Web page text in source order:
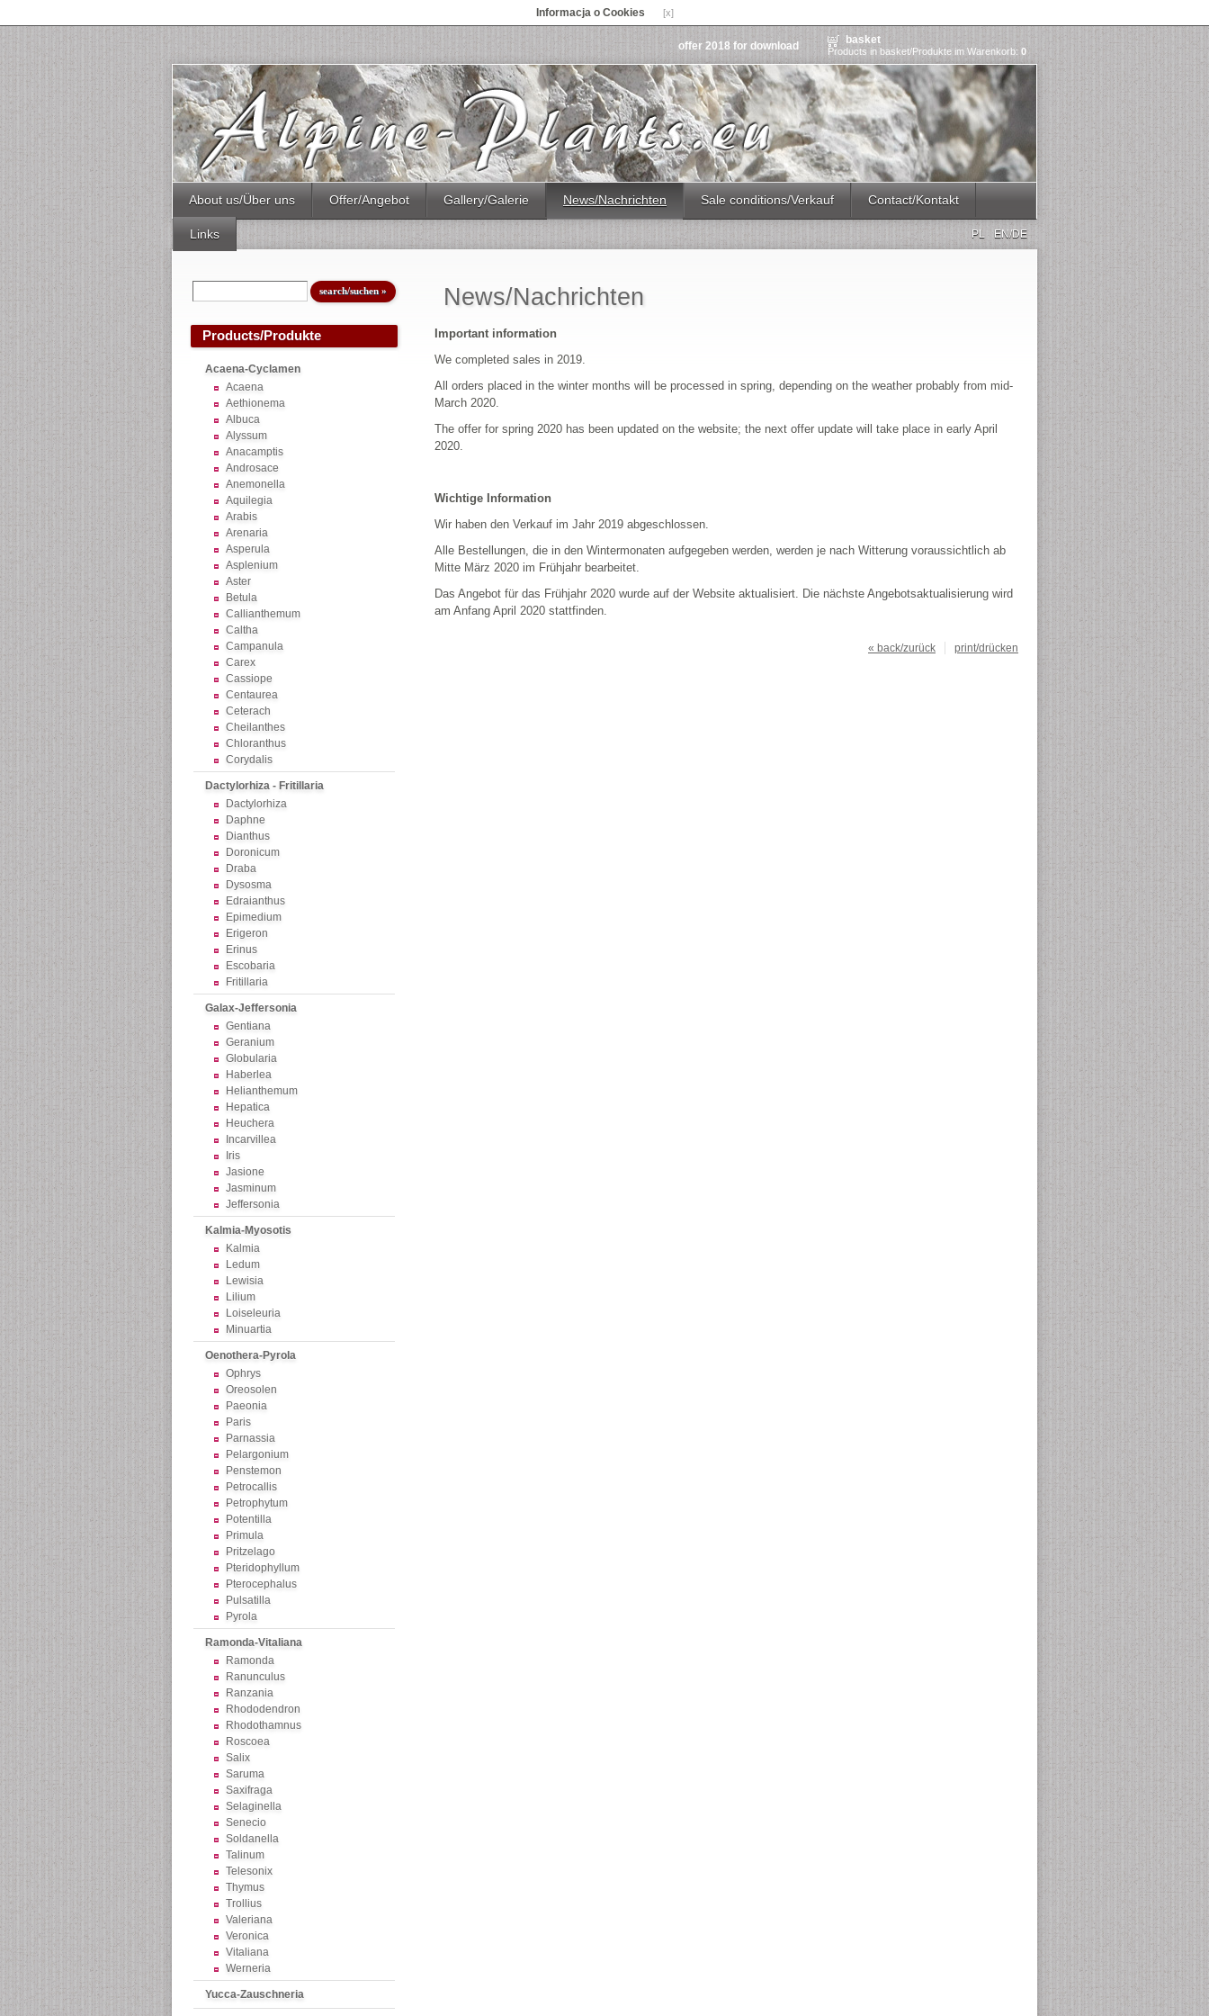
Informacja o Cookies [x]
offer 2018 for download basket
Products in basket/Produkte im Warenkorb: 0
About us/Über uns Offer/Angebot Gallery/Galerie News/Nachrichten Sale conditions/Verkauf Contact/Kontakt
Links EN/DE
PL
Products/Produkte
Acaena-Cyclamen
Acaena
Aethionema
Albuca
Alyssum
Anacamptis
Androsace
Anemonella
Aquilegia
Arabis
Arenaria
Asperula
Asplenium
Aster
Betula
Callianthemum
Caltha
Campanula
Carex
Cassiope
Centaurea
Ceterach
Cheilanthes
Chloranthus
Corydalis
Dactylorhiza - Fritillaria
Dactylorhiza
Daphne
Dianthus
Doronicum
Draba
Dysosma
Edraianthus
Epimedium
Erigeron
Erinus
Escobaria
Fritillaria
Galax-Jeffersonia
Gentiana
Geranium
Globularia
Haberlea
Helianthemum
Hepatica
Heuchera
Incarvillea
Iris
Jasione
Jasminum
Jeffersonia
Kalmia-Myosotis
Kalmia
Ledum
Lewisia
Lilium
Loiseleuria
Minuartia
Oenothera-Pyrola
Ophrys
Oreosolen
Paeonia
Paris
Parnassia
Pelargonium
Penstemon
Petrocallis
Petrophytum
Potentilla
Primula
Pritzelago
Pteridophyllum
Pterocephalus
Pulsatilla
Pyrola
Ramonda-Vitaliana
Ramonda
Ranunculus
Ranzania
Rhododendron
Rhodothamnus
Roscoea
Salix
Saruma
Saxifraga
Selaginella
Senecio
Soldanella
Talinum
Telesonix
Thymus
Trollius
Valeriana
Veronica
Vitaliana
Werneria
Yucca-Zauschneria
News/Nachrichten
Important information
We completed sales in 2019.
All orders placed in the winter months will be processed in spring, depending on the weather probably from mid-
March 2020.
The offer for spring 2020 has been updated on the website; the next offer update will take place in early April
2020.
Wichtige Information
Wir haben den Verkauf im Jahr 2019 abgeschlossen.
Alle Bestellungen, die in den Wintermonaten aufgegeben werden, werden je nach Witterung voraussichtlich ab
Mitte März 2020 im Frühjahr bearbeitet.
Das Angebot für das Frühjahr 2020 wurde auf der Website aktualisiert. Die nächste Angebotsaktualisierung wird
am Anfang April 2020 stattfinden.
print/drücken
« back/zurück